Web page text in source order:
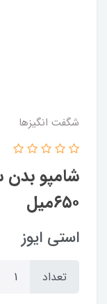
شگفت انگيزها
شامپو بدن
۶۵۰میل
استی ایوز
تعداد